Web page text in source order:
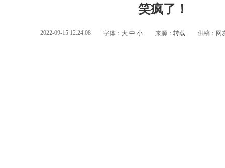
笑疯了！
2022-09-15 12:24:08 字体： 大 中 小 来源： 转载 供稿：网